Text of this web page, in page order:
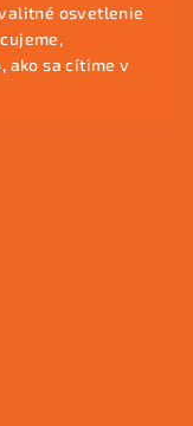
osvetlenie
ako sa cítime v